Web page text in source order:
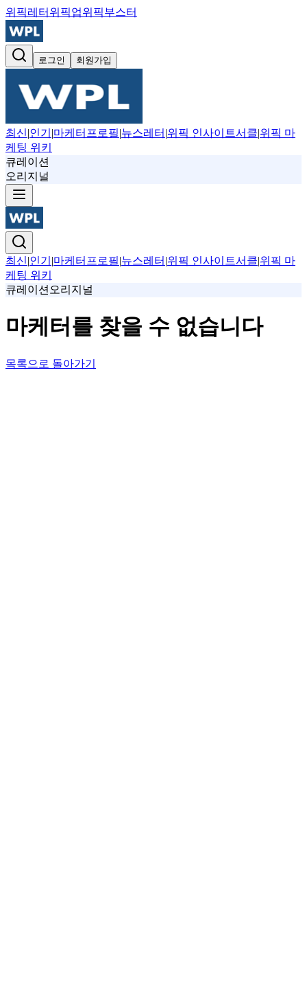
위픽레터 위픽업위픽부스터
로그인 회원가입
최신|인기 |마케터프로필|뉴스레터 |위픽 인사이트서클|위픽 마
케팅 위키
큐레이션
오리지널
최신|인기 |마케터프로필|뉴스레터 |위픽 인사이트서클|위픽 마
케팅 위키
큐레이션 오리지널
마케터를 찾을 수 없습니다
목록으로 돌아가기